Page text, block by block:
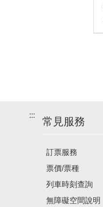
:::
常見服務
訂票服務
票價/票種
列車時刻查詢
無障礙空間說明